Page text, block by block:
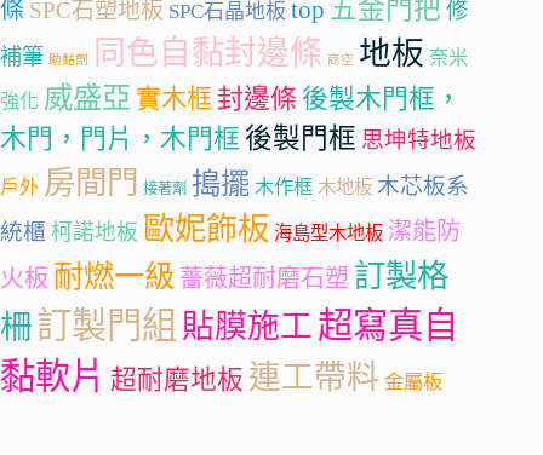
條 SPC石塑地板 SPC石晶地板 top 五金門把 修
補筆 助黏劑 同色自黏封邊條 商空 地板 奈米
強化 威盛亞 實木框 封邊條 後製木門框，
木門，門片，木門框 後製門框 思坤特地板
戶外 房間門 接著劑 搗擺 木作框 木地板 木芯板系
統櫃 柯諾地板 歐妮飾板 海島型木地板 潔能防
火板 耐燃一級 薔薇超耐磨石塑 訂製格
柵訂製門組 貼膜施工 超寫真自
黏軟片 超耐磨地板 連工帶料 金屬板